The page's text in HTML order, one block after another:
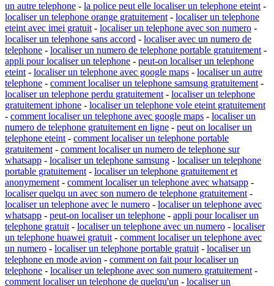
un autre telephone - la police peut elle localiser un telephone eteint -
localiser un telephone orange gratuitement - localiser un telephone
eteint avec imei gratuit - localiser un telephone avec son numero -
localiser un telephone sans accord - localiser avec un numero de
telephone - localiser un numero de telephone portable gratuitement -
appli pour localiser un telephone - peut-on localiser un telephone
eteint - localiser un telephone avec google maps - localiser un autre
telephone - comment localiser un telephone samsung gratuitement -
localiser un telephone perdu gratuitement - localiser un telephone
gratuitement iphone - localiser un telephone vole eteint gratuitement
- comment localiser un telephone avec google maps - localiser un
numero de telephone gratuitement en ligne - peut on localiser un
telephone eteint - comment localiser un telephone portable
gratuitement - comment localiser un numero de telephone sur
whatsapp - localiser un telephone samsung - localiser un telephone
portable gratuitement - localiser un telephone gratuitement et
anonymement - comment localiser un telephone avec whatsapp -
localiser quelqu un avec son numero de telephone gratuitement -
localiser un telephone avec le numero - localiser un telephone avec
whatsapp - peut-on localiser un telephone - appli pour localiser un
telephone gratuit - localiser un telephone avec un numero - localiser
un telephone huawei gratuit - comment localiser un telephone avec
un numero - localiser un telephone portable gratuit - localiser un
telephone en mode avion - comment on fait pour localiser un
telephone - localiser un telephone avec son numero gratuitement -
comment localiser un telephone de quelqu'un - localiser un